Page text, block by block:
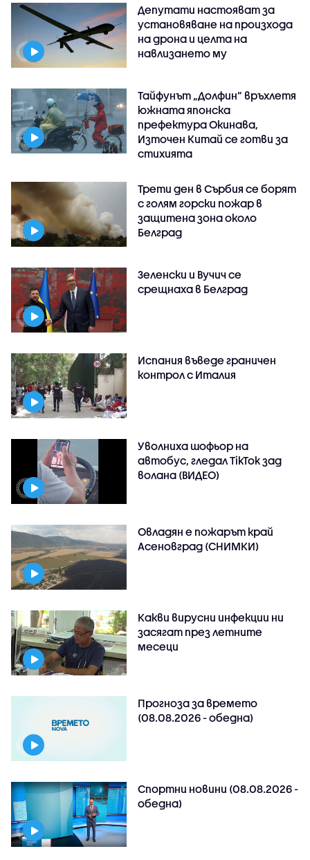
Депутати настояват за
установяване на произхода
на дрона и целта на
навлизането му
Тайфунът „Долфин” връхлетя
южната японска
префектура Окинава,
Източен Китай се готви за
стихията
Трети ден в Сърбия се борят
с голям горски пожар в
защитена зона около
Белград
Зеленски и Вучич се
срещнаха в Белград
Испания въведе граничен
контрол с Италия
Уволниха шофьор на
автобус, гледал TikTok зад
волана (ВИДЕО)
Овладян е пожарът край
Асеновград (СНИМКИ)
Какви вирусни инфекции ни
засягат през летните
месеци
Прогноза за времето
(08.08.2026 - обедна)
Спортни новини (08.08.2026 -
обедна)